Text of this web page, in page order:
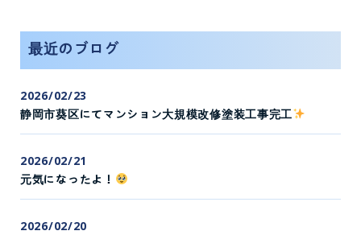
最近のブログ
2026/02/23
静岡市葵区にてマンション大規模改修塗装工事完工
2026/02/21
元気になったよ！
2026/02/20